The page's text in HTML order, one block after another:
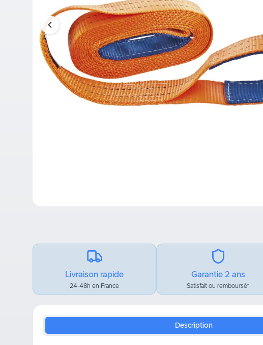
Livraison rapide
24-48h en France
Garantie 2 ans
Satisfait ou remboursé*
Description